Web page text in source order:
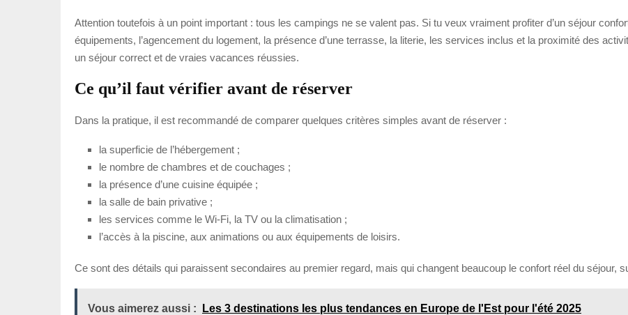
Attention toutefois à un point important : tous les campings ne se valent pas. Si tu veux vraiment profiter d’un séjour
équipements, l’agencement du logement, la présence d’une terrasse, la literie, les services inclus et la proximité des
un séjour correct et de vraies vacances réussies.
Ce qu’il faut vérifier avant de réserver
Dans la pratique, il est recommandé de comparer quelques critères simples avant de réserver :
la superficie de l’hébergement ;
le nombre de chambres et de couchages ;
la présence d’une cuisine équipée ;
la salle de bain privative ;
les services comme le Wi-Fi, la TV ou la climatisation ;
l’accès à la piscine, aux animations ou aux équipements de loisirs.
Ce sont des détails qui paraissent secondaires au premier regard, mais qui changent beaucoup le confort réel du séjour,
Vous aimerez aussi : Les 3 destinations les plus tendances en Europe de l'Est pour l'été 2025